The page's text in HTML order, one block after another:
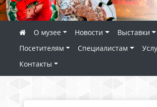
О музее Новости Выставки
Посетителям
Специалистам
Контакты